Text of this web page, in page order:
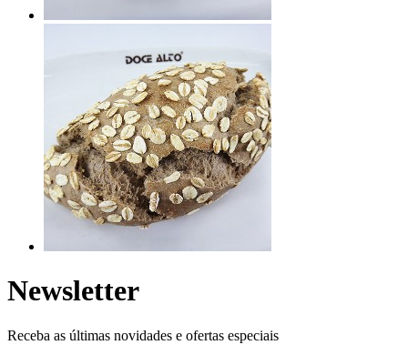
Newsletter
Receba as últimas novidades e ofertas especiais